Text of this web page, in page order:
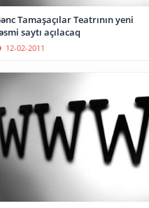
Tamaşaçılar Teatrının yeni
saytı açılacaq
12-02-2011